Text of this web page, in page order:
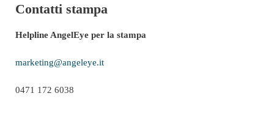
Contatti stampa
Helpline AngelEye per la stampa
marketing@angeleye.it
0471 172 6038